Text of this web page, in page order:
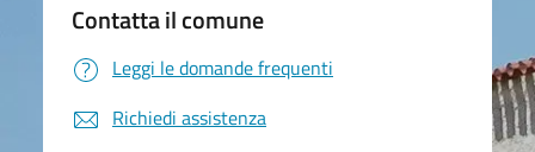
Contatta il comune
Leggi le domande frequenti
Richiedi assistenza